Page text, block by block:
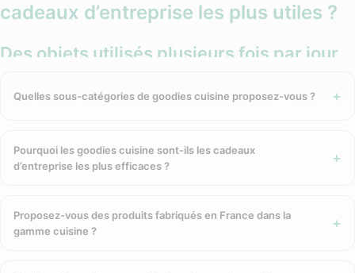
cadeaux d’entreprise les plus utiles ?
Des objets utilisés plusieurs fois par jour,
utilisés plusieurs fois par jour, dans des lieux variés : au
bureau, en déplacement, à la maison, en extérieur. Votre logo
la catégorie de goodies qui offre le plus d’interactions
quotidiennes entre votre marque et son bénéficiaire.
Quelles sous-catégories de goodies cuisine proposez-vous ?
Pourquoi les goodies cuisine sont-ils les cadeaux
d’entreprise les plus efficaces ?
Proposez-vous des produits fabriqués en France dans la
gamme cuisine ?